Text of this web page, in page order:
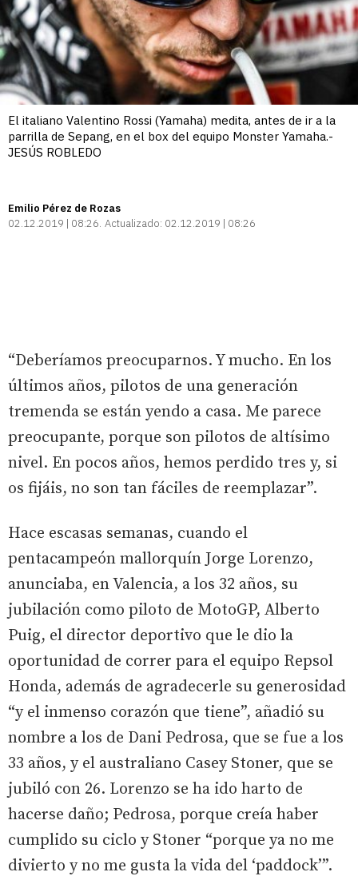
El italiano Valentino Rossi (Yamaha) medita, antes de ir a la
parrilla de Sepang, en el box del equipo Monster Yamaha.-
JESÚS ROBLEDO
Emilio Pérez de Rozas
02.12.2019 | 08:26 Actualizado: 02.12.2019 | 08:26
“Deberíamos preocuparnos. Y mucho. En los
últimos años, pilotos de una generación
tremenda se están yendo a casa. Me parece
preocupante, porque son pilotos de altísimo
nivel. En pocos años, hemos perdido tres y, si
os fijáis, no son tan fáciles de reemplazar”.
Hace escasas semanas, cuando el
pentacampeón mallorquín Jorge Lorenzo,
anunciaba, en Valencia, a los 32 años, su
jubilación como piloto de MotoGP, Alberto
Puig, el director deportivo que le dio la
oportunidad de correr para el equipo Repsol
Honda, además de agradecerle su generosidad
“y el inmenso corazón que tiene”, añadió su
nombre a los de Dani Pedrosa, que se fue a los
33 años, y el australiano Casey Stoner, que se
jubiló con 26. Lorenzo se ha ido harto de
hacerse daño; Pedrosa, porque creía haber
cumplido su ciclo y Stoner “porque ya no me
divierto y no me gusta la vida del ‘paddock’”.